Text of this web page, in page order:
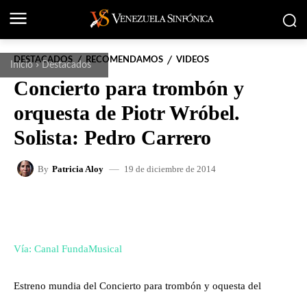
Inicio Destacados
DESTACADOS RECOMENDAMOS VIDEOS
Concierto para trombón y
orquesta de Piotr Wróbel.
Solista: Pedro Carrero
By Patricia Aloy 19 de diciembre de 2014
Vía: Canal FundaMusical
Estreno mundia del Concierto para trombón y oquesta del